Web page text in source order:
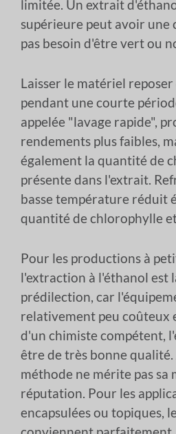
limitée. Un extrait
supérieure peut avoir une
pas besoin d'être vert ou
Laisser le matériel
pendant une courte
appelée "lavage rapide",
rendements plus faibles,
également la quantité de
présente dans l'extrait.
basse température réduit
quantité de chlorophylle
Pour les productions à
l'extraction à l'éthanol est
prédilection, car
relativement peu coûteux
d'un chimiste compétent,
être de très bonne qualité.
méthode ne mérite pas sa
réputation. Pour les
encapsulées ou topiques,